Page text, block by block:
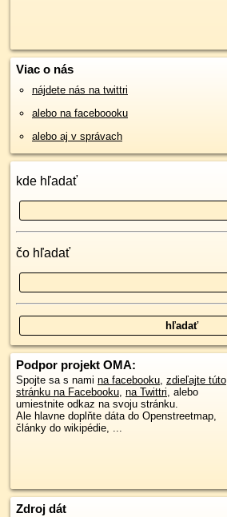
Viac o nás
nájdete nás na twittri
alebo na faceboooku
alebo aj v správach
kde hľadať
čo hľadať
Podpor projekt OMA:
Spojte sa s nami na facebooku, zdieľajte túto
stránku na Facebooku, na Twittri, alebo
umiestnite odkaz na svoju stránku.
Ale hlavne doplňte dáta do Openstreetmap,
články do wikipédie, ...
Zdroj dát